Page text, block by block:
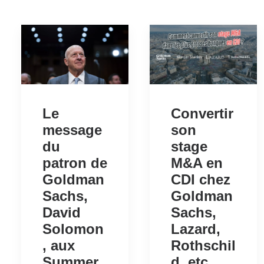
Le
message
du
patron de
Goldman
Sachs,
David
Solomon
, aux
Convertir
son
stage
M&A en
CDI chez
Goldman
Sachs,
Lazard,
Rothschil